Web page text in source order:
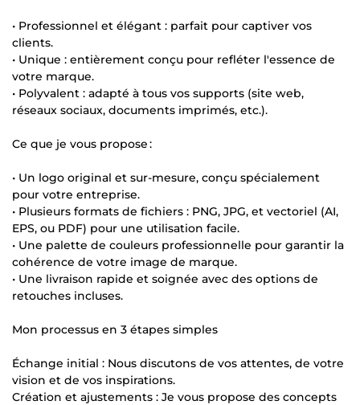
• Professionnel et élégant : parfait pour captiver vos
clients.
• Unique : entièrement conçu pour refléter l'essence de
votre marque.
• Polyvalent : adapté à tous vos supports (site web,
réseaux sociaux, documents imprimés, etc.).
Ce que je vous propose :
• Un logo original et sur-mesure, conçu spécialement
pour votre entreprise.
• Plusieurs formats de fichiers : PNG, JPG, et vectoriel (AI,
EPS, ou PDF) pour une utilisation facile.
• Une palette de couleurs professionnelle pour garantir la
cohérence de votre image de marque.
• Une livraison rapide et soignée avec des options de
retouches incluses.
Mon processus en 3 étapes simples
Échange initial : Nous discutons de vos attentes, de votre
vision et de vos inspirations.
Création et ajustements : Je vous propose des concepts